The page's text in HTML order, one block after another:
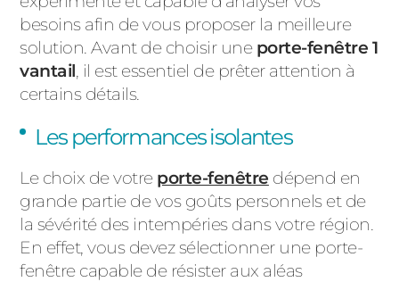
besoins afin de vous proposer la meilleure
solution. Avant de choisir une porte-fenêtre 1
vantail, il est essentiel de prêter attention à
certains détails.
Les performances isolantes
Le choix de votre porte-fenêtre dépend en
grande partie de vos goûts personnels et de
la sévérité des intempéries dans votre région.
En effet, vous devez sélectionner une porte-
fenêtre capable de résister aux aléas